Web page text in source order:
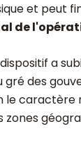
et peut
de
a
gré des
le caractère